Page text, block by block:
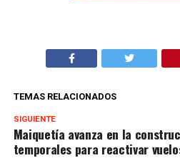
TEMAS RELACIONADOS
SIGUIENTE
Maiquetía avanza en la
temporales para reactivar